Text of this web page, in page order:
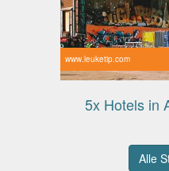
www.leuketip.com
5x Hotels in
Alle